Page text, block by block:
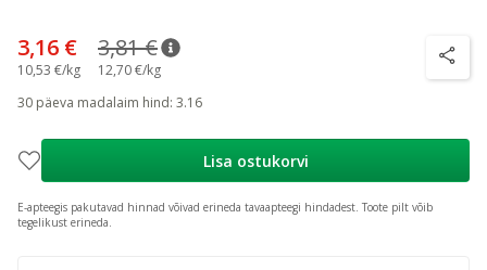
3,81 €nõuanne
Tavaline hind
12,70 €/kg
3,16 €
10,53 €/kg nõuanne
30 päeva madalaim hind: 3.16
Lisa ostukorvi
E-apteegis pakutavad hinnad võivad erineda tavaapteegi hindadest. Toote pilt võib
tegelikust erineda.